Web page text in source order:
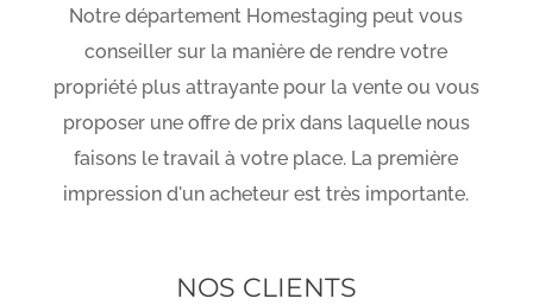
Notre département Homestaging peut vous
conseiller sur la manière de rendre votre
propriété plus attrayante pour la vente ou vous
proposer une offre de prix dans laquelle nous
faisons le travail à votre place. La première
impression d'un acheteur est très importante.
NOS CLIENTS